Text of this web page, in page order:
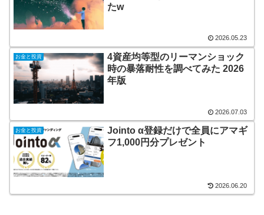
たw
2026.05.23
お金と投資
4資産均等型のリーマンショック
時の暴落耐性を調べてみた 2026
年版
2026.07.03
お金と投資
Jointo α登録だけで全員にアマギ
フ1,000円分プレゼント
2026.06.20